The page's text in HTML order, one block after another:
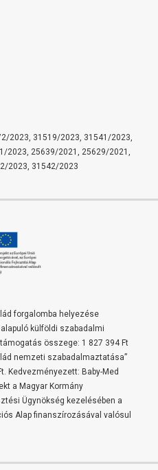
2023, 31519/2023, 31541/2023,
2023, 25639/2021, 25629/2021,
2023, 31542/2023
forgalomba helyezése
külföldi szabadalmi
összege: 1 827 394 Ft
nemzeti szabadalmaztatása”
Kedvezményezett: Baby-Med
a Magyar Kormány
Ügynökség kezelésében a
Alap finanszírozásával valósul